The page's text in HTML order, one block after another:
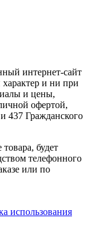
интернет-сайт
и ни при
и цены,
офертой,
437 Гражданского
будет
телефонного
или по
использования